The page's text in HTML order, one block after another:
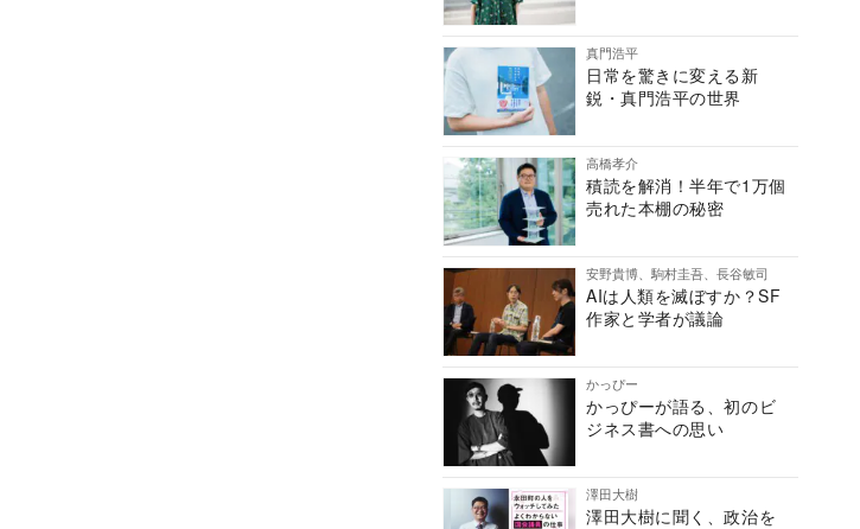
真門浩平
日常を驚きに変える新
鋭・真門浩平の世界
高橋孝介
積読を解消！半年で1万個
売れた本棚の秘密
安野貴博、駒村圭吾、長谷敏司
AIは人類を滅ぼすか？SF
作家と学者が議論
かっぴー
かっぴーが語る、初のビ
ジネス書への思い
澤田大樹
澤田大樹に聞く、政治を